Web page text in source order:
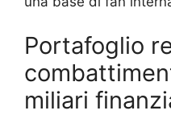
Portafoglio
miliari